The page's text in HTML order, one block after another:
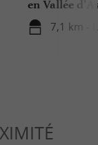
en Vallée
7,1 km -